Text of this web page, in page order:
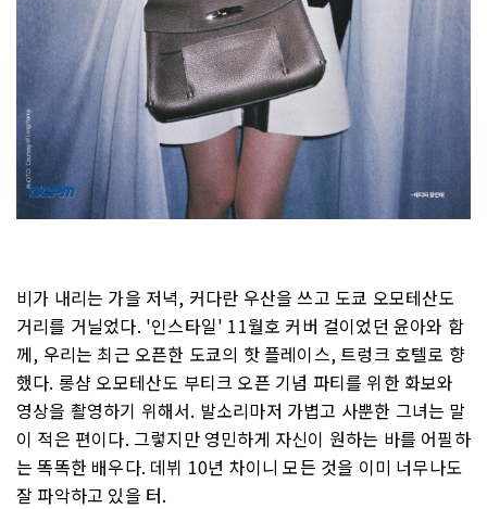
비가 내리는 가을 저녁, 커다란 우산을 쓰고 도쿄 오모테산도
거리를 거닐었다. '인스타일' 11월호 커버 걸이었던 윤아와 함
께, 우리는 최근 오픈한 도쿄의 핫 플레이스, 트렁크 호텔로 향
했다. 롱샴 오모테산도 부티크 오픈 기념 파티를 위한 화보와
영상을 촬영하기 위해서. 발소리마저 가볍고 사뿐한 그녀는 말
이 적은 편이다. 그렇지만 영민하게 자신이 원하는 바를 어필하
는 똑똑한 배우다. 데뷔 10년 차이니 모든 것을 이미 너무나도
잘 파악하고 있을 터.